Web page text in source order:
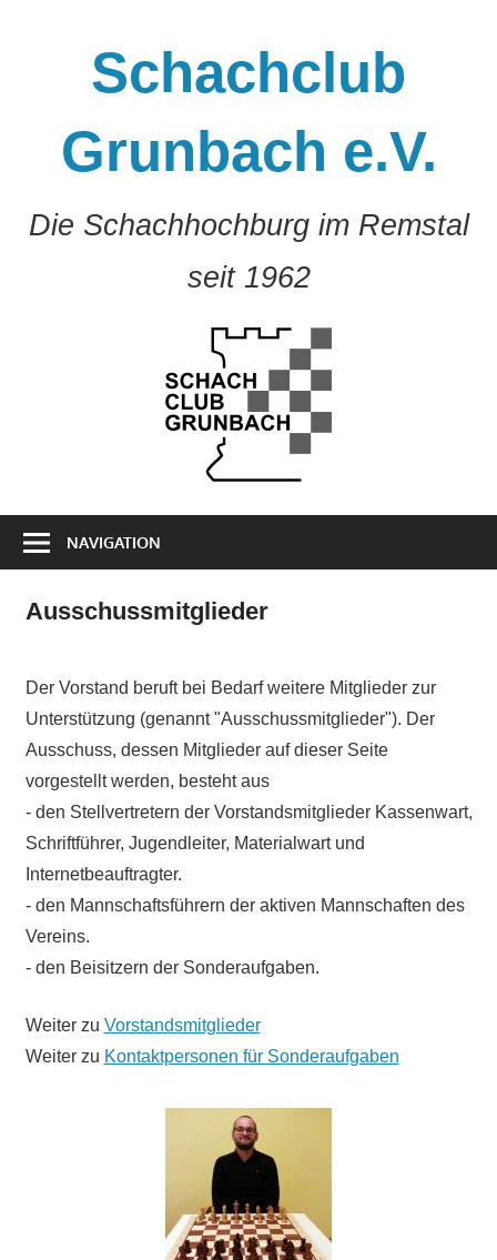
Schachclub
Grunbach e.V.
Die Schachhochburg im Remstal
seit 1962
NAVIGATION
Ausschussmitglieder
Der Vorstand beruft bei Bedarf weitere Mitglieder zur
Unterstützung (genannt "Ausschussmitglieder"). Der
Ausschuss, dessen Mitglieder auf dieser Seite
vorgestellt werden, besteht aus
- den Stellvertretern der Vorstandsmitglieder Kassenwart,
Schriftführer, Jugendleiter, Materialwart und
Internetbeauftragter.
- den Mannschaftsführern der aktiven Mannschaften des
Vereins.
- den Beisitzern der Sonderaufgaben.
Weiter zu Vorstandsmitglieder
Weiter zu Kontaktpersonen für Sonderaufgaben